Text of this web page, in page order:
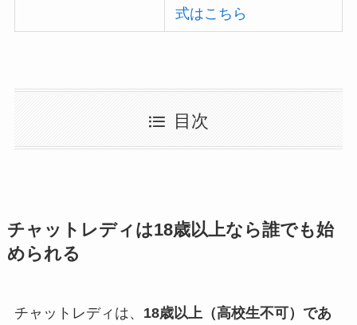
式はこちら
目次
チャットレディは18歳以上なら誰でも始
められる
チャットレディは、 18歳以上（高校生不可）であ